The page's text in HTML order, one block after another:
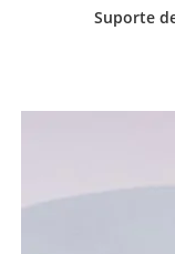
Suporte